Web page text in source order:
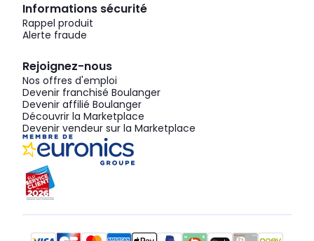
Informations sécurité
Rappel produit
Alerte fraude
Rejoignez-nous
Nos offres d'emploi
Devenir franchisé Boulanger
Devenir affilié Boulanger
Découvrir la Marketplace
Devenir vendeur sur la Marketplace